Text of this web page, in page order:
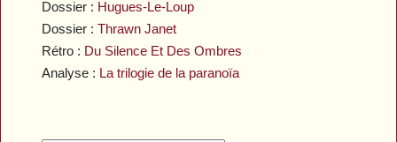
Dossier : Hugues-Le-Loup
Dossier :Thrawn Janet
Rétro : Du Silence Et Des Ombres
Analyse : La trilogie de la paranoïa